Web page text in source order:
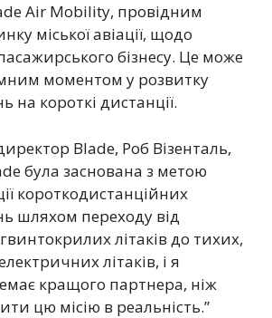
Air Mobility, провідним
міської авіації, щодо
бізнесу. Це може
моментом у розвитку
на короткі дистанції.
Blade, Роб Візенталь,
була заснована з метою
короткодистанційних
шляхом переходу від
літаків до тихих,
літаків, і я
кращого партнера, ніж
цю місію в реальність.”